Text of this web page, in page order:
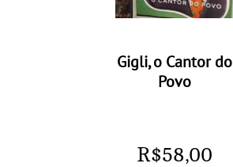
Gigli, o Cantor do
Povo
R$58,00